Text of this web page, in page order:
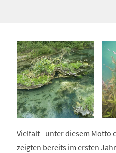
Vielfalt - unter diesem Motto
zeigten bereits im ersten